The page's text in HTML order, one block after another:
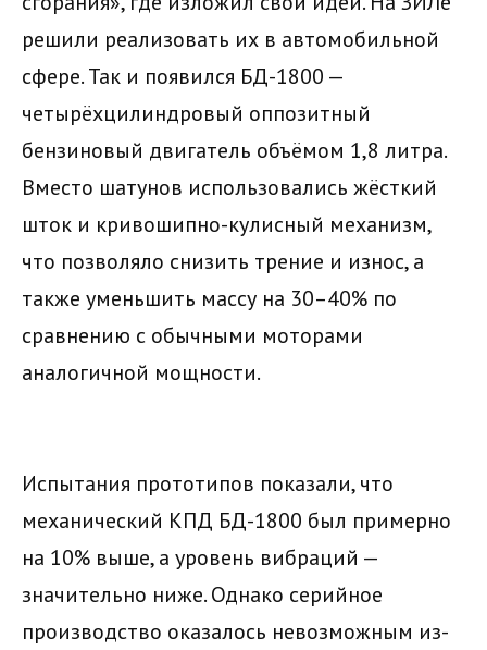
решили реализовать их в автомобильной
сфере. Так и появился БД-1800 —
четырёхцилиндровый оппозитный
бензиновый двигатель объёмом 1,8 литра.
Вместо шатунов использовались жёсткий
шток и кривошипно-кулисный механизм,
что позволяло снизить трение и износ, а
также уменьшить массу на 30–40% по
сравнению с обычными моторами
аналогичной мощности.
Испытания прототипов показали, что
механический КПД БД-1800 был примерно
на 10% выше, а уровень вибраций —
значительно ниже. Однако серийное
производство оказалось невозможным из-